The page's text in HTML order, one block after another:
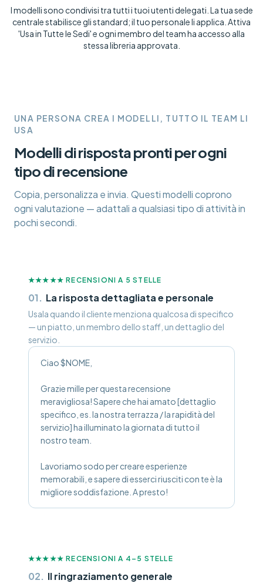
I modelli sono condivisi tra tutti i tuoi utenti delegati. La tua sede
centrale stabilisce gli standard; il tuo personale li applica. Attiva
'Usa in Tutte le Sedi' e ogni membro del team ha accesso alla
stessa libreria approvata.
UNA PERSONA CREA I MODELLI, TUTTO IL TEAM LI
USA
Modelli di risposta pronti per ogni
tipo di recensione
Copia, personalizza e invia. Questi modelli coprono
ogni valutazione — adattali a qualsiasi tipo di attività in
pochi secondi.
★★★★★RECENSIONI A 5 STELLE
01. La risposta dettagliata e personale
Usala quando il cliente menziona qualcosa di specifico
— un piatto, un membro dello staff, un dettaglio del
servizio.
Ciao $NOME,
Grazie mille per questa recensione
meravigliosa! Sapere che hai amato [dettaglio
specifico, es. la nostra terrazza / la rapidità del
servizio] ha illuminato la giornata di tutto il
nostro team.
Lavoriamo sodo per creare esperienze
memorabili, e sapere di esserci riusciti con te è la
migliore soddisfazione. A presto!
★★★★★RECENSIONI A 4–5 STELLE
02. Il ringraziamento generale